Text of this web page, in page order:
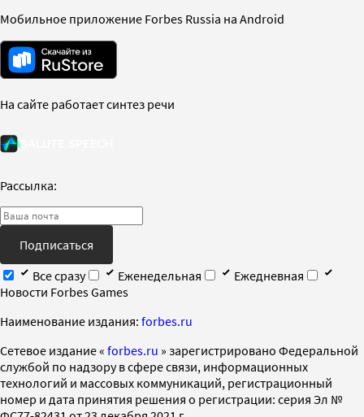
Мобильное приложение Forbes Russia на Android
На сайте работает синтез речи
Рассылка:
Подписаться
Все сразу
Еженедельная
Ежедневная
Новости Forbes Games
Наименование издания: forbes.ru
Cетевое издание « forbes.ru » зарегистрировано Федеральной
службой по надзору в сфере связи, информационных
технологий и массовых коммуникаций, регистрационный
номер и дата принятия решения о регистрации: серия Эл №